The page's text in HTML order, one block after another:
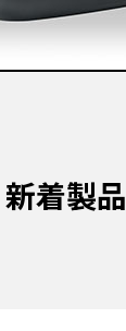
新着製品